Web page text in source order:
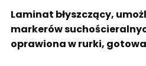
Laminat błyszczący,
markerów
oprawiona w rurki,